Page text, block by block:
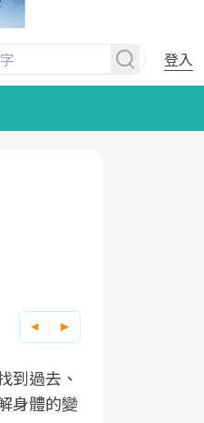
登入
到過去、
身體的變